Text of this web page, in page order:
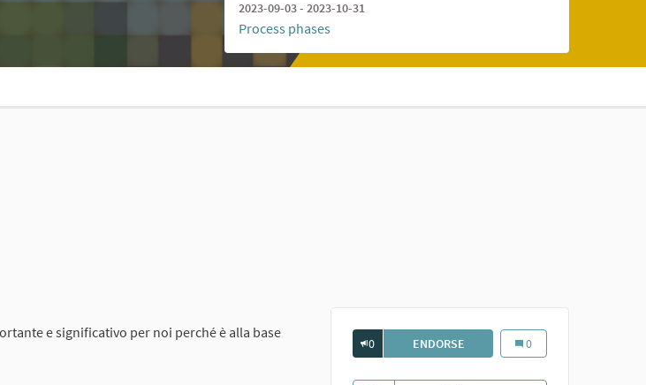
2023-09-03 - 2023-10-31
Process phases
e significativo per noi perché è alla base
0 ENDORSE BIBLIOTECA DI CARPANETO
Biblioteca di Carpaneto
0